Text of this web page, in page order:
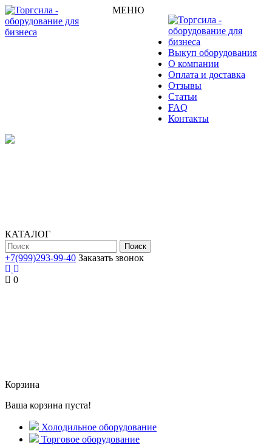
МЕНЮ
Выкуп оборудования
О компании
Оплата и доставка
Отзывы
Статьи
FAQ
Контакты
КАТАЛОГ
Поиск
+7(999)293-99-40 Заказать звонок
0
Корзина
Ваша корзина пуста!
Холодильное оборудование
Торговое оборудование